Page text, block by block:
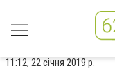
11:12, 22 січня 2019 р.